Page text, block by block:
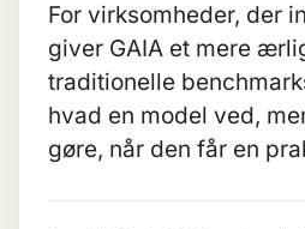
For virksomheder, der
giver GAIA et mere
traditionelle
hvad en model ved,
gøre, når den får en